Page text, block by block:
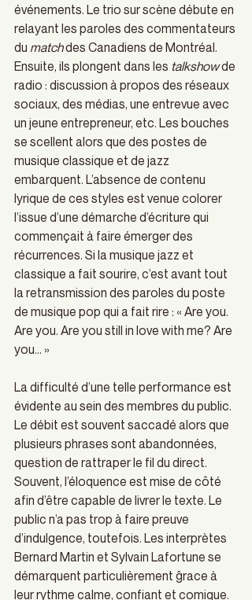
événements. Le trio sur scène débute en
relayant les paroles des commentateurs
du match des Canadiens de Montréal.
Ensuite, ils plongent dans les talkshow de
radio : discussion à propos des réseaux
sociaux, des médias, une entrevue avec
un jeune entrepreneur, etc. Les bouches
se scellent alors que des postes de
musique classique et de jazz
embarquent. L’absence de contenu
lyrique de ces styles est venue colorer
l’issue d’une démarche d’écriture qui
commençait à faire émerger des
récurrences. Si la musique jazz et
classique a fait sourire, c’est avant tout
la retransmission des paroles du poste
de musique pop qui a fait rire : « Are you.
Are you. Are you still in love with me? Are
you… »
La difficulté d’une telle performance est
évidente au sein des membres du public.
Le débit est souvent saccadé alors que
plusieurs phrases sont abandonnées,
question de rattraper le fil du direct.
Souvent, l’éloquence est mise de côté
afin d’être capable de livrer le texte. Le
public n’a pas trop à faire preuve
d’indulgence, toutefois. Les interprètes
Bernard Martin et Sylvain Lafortune se
démarquent particulièrement ĝrace à
leur rythme calme, confiant et comique.